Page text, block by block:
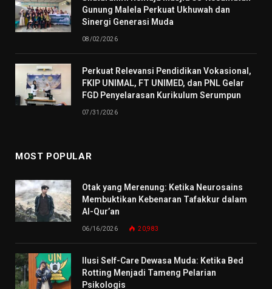
Gunung Malela Perkuat Ukhuwah dan
Sinergi Generasi Muda
08/02/2026
Perkuat Relevansi Pendidikan Vokasional,
FKIP UNIMAL, FT UNIMED, dan PNL Gelar
FGD Penyelarasan Kurikulum Serumpun
07/31/2026
MOST POPULAR
Otak yang Merenung: Ketika Neurosains
Membuktikan Kebenaran Tafakkur dalam
Al-Qur’an
06/16/2026 20,983
Ilusi Self-Care Dewasa Muda: Ketika Bed
Rotting Menjadi Tameng Pelarian
Psikologis